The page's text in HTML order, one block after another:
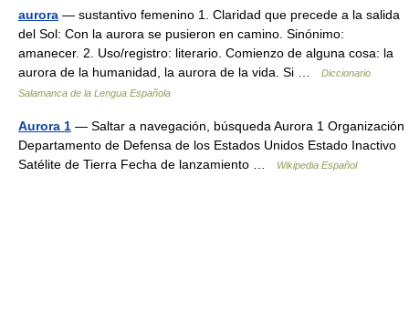
aurora — sustantivo femenino 1. Claridad que precede a la salida
del Sol: Con la aurora se pusieron en camino. Sinónimo:
amanecer. 2. Uso/registro: literario. Comienzo de alguna cosa: la
aurora de la humanidad, la aurora de la vida. Si …
Diccionario
Salamanca de la Lengua Española
Aurora 1 — Saltar a navegación, búsqueda Aurora 1 Organización
Departamento de Defensa de los Estados Unidos Estado Inactivo
Satélite de Tierra Fecha de lanzamiento …
Wikipedia Español